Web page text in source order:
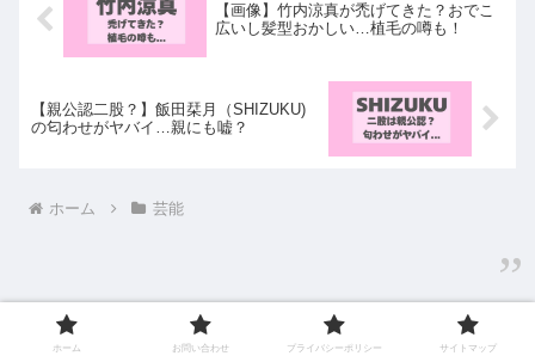
【画像】竹内涼真が禿げてきた？おでこ
広いし髪型おかしい…植毛の噂も！
【親公認二股？】飯田栞月（SHIZUKU)
の匂わせがヤバイ…親にも嘘？
ホーム 芸能
ホーム お問い合わせ プライバシーポリシー サイトマップ